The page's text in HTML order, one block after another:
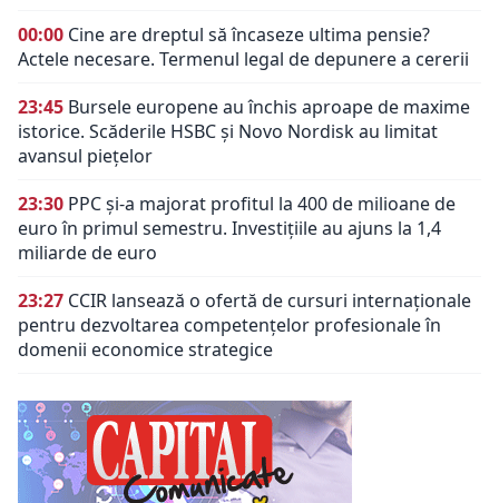
00:00 Cine are dreptul să încaseze ultima pensie?
Actele necesare. Termenul legal de depunere a cererii
23:45 Bursele europene au închis aproape de maxime
istorice. Scăderile HSBC și Novo Nordisk au limitat
avansul piețelor
23:30 PPC și-a majorat profitul la 400 de milioane de
euro în primul semestru. Investițiile au ajuns la 1,4
miliarde de euro
23:27 CCIR lansează o ofertă de cursuri internaționale
pentru dezvoltarea competențelor profesionale în
domenii economice strategice